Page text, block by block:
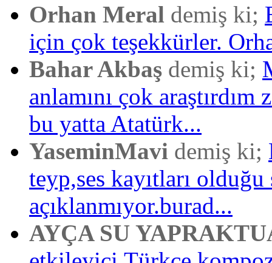
Orhan Meral demiş ki;
için çok teşekkürler.
Bahar Akbaş demiş ki;
anlamını çok araştırdım
bu yatta Atatürk...
YaseminMavi demiş ki;
teyp,ses kayıtları
açıklanmıyor.burad...
AYÇA SU